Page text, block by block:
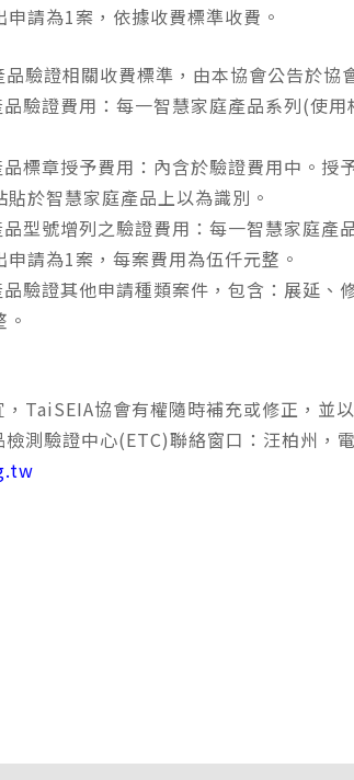
請為1案，依據收費標準收費。
驗證相關收費標準，由本協會公告於協
驗證費用：每一智慧家庭產品系列(使
標章授予費用：內含於驗證費用中。
於智慧家庭產品上以為識別。
型號增列之驗證費用：每一智慧家庭
請為1案，每案費用為伍仟元整。
驗證其他申請種類案件，包含：展延、
TaiSEIA協會有權隨時補充或修正，並
測驗證中心(ETC)聯絡窗口：汪柏州，